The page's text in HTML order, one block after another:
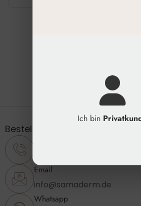
Die natürliche Schönheit
Bestellung & Support
Email
info@samaderm.de
Whatsapp
Ich bin